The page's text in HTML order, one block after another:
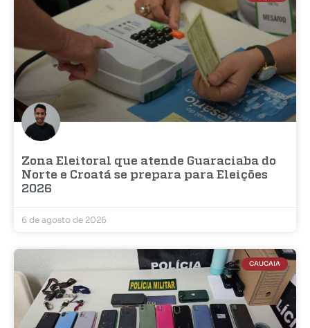
Zona Eleitoral que atende Guaraciaba do
Norte e Croatá se prepara para Eleições
2026
6 de agosto de 2026
CAUCAIA